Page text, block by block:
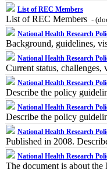
List of REC Members
List of REC Members -
National Health Research
Background, guidelines,
National Health Research
Current status, challenges,
National Health Research
Describe the policy
National Health Research
Describe the policy
National Health Research
Published in 2008.
National Health Research
The document is about